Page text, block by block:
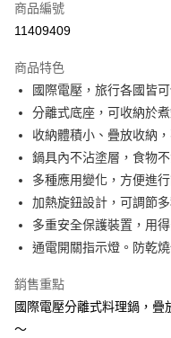
信用卡分期付款
合作金庫商業銀行
華南商業銀行
上海商業儲蓄銀行
國泰世華商業銀行
臺灣中小企業銀行
匯豐（台灣）商業銀行
聯邦商業銀行
元大商業銀行
玉山商業銀行
台新國際商業銀行
6 期 0 利率 每期
華南商業銀行
上海商業儲蓄銀行
國泰世華商業銀行
臺灣中小企業銀行
匯豐（台灣）商業銀行
聯邦商業銀行
元大商業銀行
玉山商業銀行
台灣樂天信用卡公司
超商取貨付款
AFTEE先享後付
相關說明
【關於「AFTEE先享後付」】
AFTEE先享後付是「在收到商
便利好安心！
１．簡單：不需註冊會員、不
２．便利：只要手機號碼，簡
１．於結帳方式選擇「AFTEE
結帳頁面，進行簡訊認證並確
ATM付款
運送方式
每筆NT$60，滿NT$499(含
7-11取貨付款
商品編號
11409409
商品特色
國際電壓，旅行各國皆可
分離式底座，可收納於煮
收納體積小、疊放收納
鍋具內不沾塗層，食物
多種應用變化，方便進行
加熱旋鈕設計，可調節多
多重安全保護裝置，用得
通電開關指示燈。防乾燒
銷售重點
國際電壓分離式料理鍋，
～